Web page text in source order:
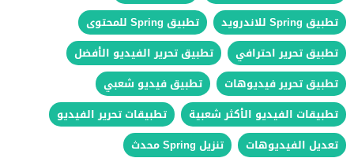
تطبيق Spring للاندرويد
تطبيق Spring للمحتوى
تطبيق تحرير احترافي
تطبيق تحرير الفيديو الأفضل
تطبيق تحرير فيديوهات
تطبيق فيديو شعبي
تطبيقات الفيديو الأكثر شعبية
تطبيقات تحرير الفيديو
تعديل الفيديوهات
تنزيل Spring محدث